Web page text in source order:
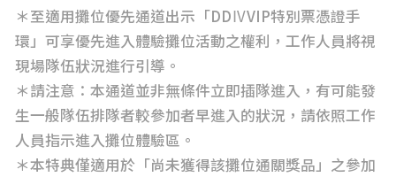
＊至適用攤位優先通道出示「DDⅣVIP特別票憑證手
環」可享優先進入體驗攤位活動之權利，工作人員將視
現場隊伍狀況進行引導。
＊請注意：本通道並非無條件立即插隊進入，有可能發
生一般隊伍排隊者較參加者早進入的狀況，請依照工作
人員指示進入攤位體驗區。
＊本特典僅適用於「尚未獲得該攤位通關獎品」之參加